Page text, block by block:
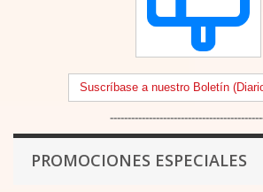
Suscríbase a nuestro Boletín
PROMOCIONES ESPECIALES